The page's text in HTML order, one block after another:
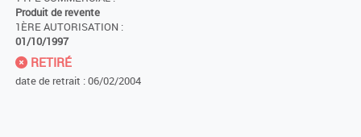
Produit de revente
1ÈRE AUTORISATION :
01/10/1997
RETIRÉ
date de retrait : 06/02/2004